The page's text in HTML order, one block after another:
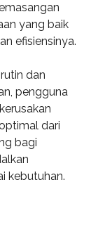
yang baik
efisiensinya.
dan
pengguna
dari
bagi
kebutuhan.